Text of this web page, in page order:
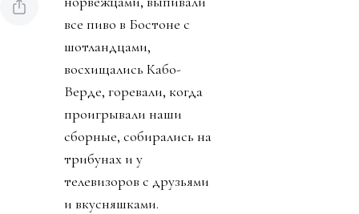
все пиво в Бостоне с
шотландцами,
восхищались Кабо-
Верде, горевали, когда
проигрывали наши
сборные, собирались на
трибунах и у
телевизоров с друзьями
и вкусняшками.